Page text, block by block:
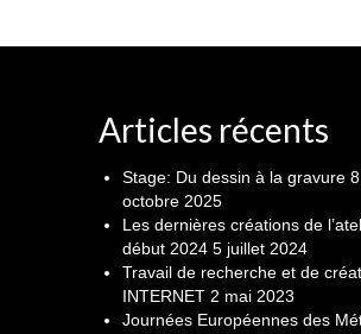
Articles récents
Stage: Du dessin à la gravure 8
octobre 2025
Les dernières créations de
début 2024 5 juillet 2024
Travail de recherche et de
INTERNET 2 mai 2023
Journées Européennes des